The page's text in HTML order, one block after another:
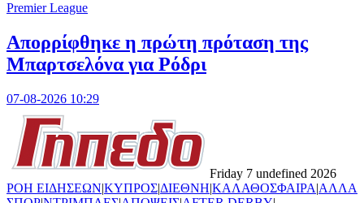
Premier League
Απορρίφθηκε η πρώτη πρόταση της
Μπαρτσελόνα για Ρόδρι
07-08-2026 10:29
Friday 7 undefined 2026
ΡΟΗ ΕΙΔΗΣΕΩΝ|ΚΥΠΡΟΣ|ΔΙΕΘΝΗ|ΚΑΛΑΘΟΣΦΑΙΡΑ|ΑΛΛΑ